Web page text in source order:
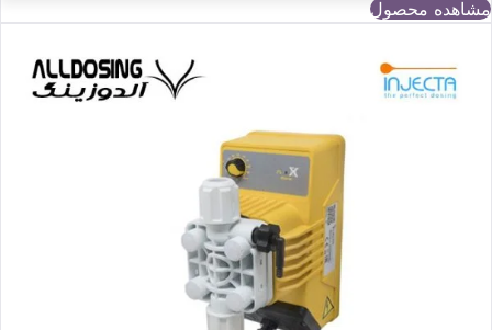
مشاهده محصول